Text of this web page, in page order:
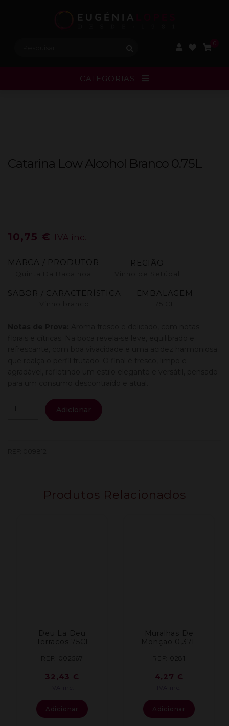
CATEGORIAS
Catarina Low Alcohol Branco 0.75L
10,75 € IVA inc.
MARCA / PRODUTOR REGIÃO
SABOR / CARACTERÍSTICA EMBALAGEM
Quantidade
Adicionar
Produtos Relacionados
Deu La Deu
Terracos 75Cl
REF: 002567
32,43 €
Adicionar
Muralhas De
Monçao 0,37L
REF: 0281
4,27 €
Adicionar